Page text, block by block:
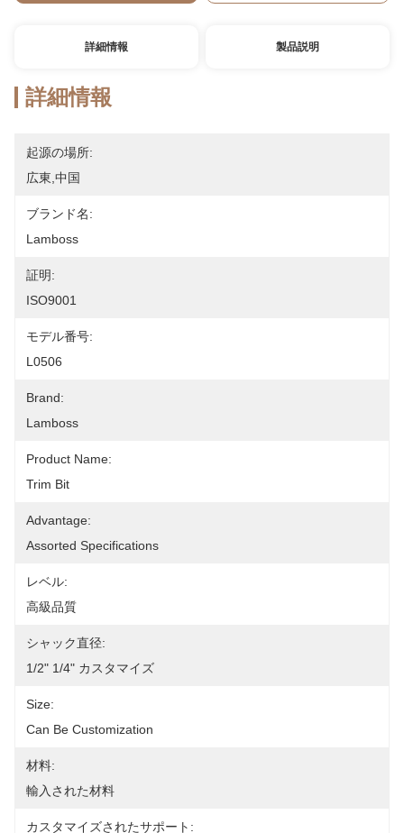
詳細情報 製品説明
詳細情報
起源の場所:
広東,中国
ブランド名:
Lamboss
証明:
ISO9001
モデル番号:
L0506
Brand:
Lamboss
Product Name:
Trim Bit
Advantage:
Assorted Specifications
レベル:
高級品質
シャック直径:
1/2" 1/4" カスタマイズ
Size:
Can Be Customization
材料:
輸入された材料
カスタマイズされたサポート: